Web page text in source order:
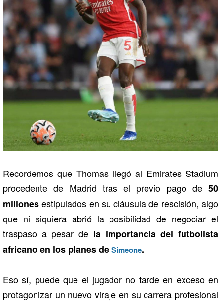
Recordemos que Thomas llegó al Emirates Stadium
procedente de Madrid tras el previo pago de 50
millonesestipulados en su cláusula de rescisión, algo
que ni siquiera abrió la posibilidad de negociar el
traspaso a pesar de la importancia del futbolista
africano en los planes de Simeone.
Eso sí, puede que el jugador no tarde en exceso en
protagonizar un nuevo viraje en su carrera profesional